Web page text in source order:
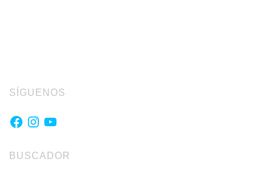
SÍGUENOS
Facebook
Instagram
YouTube
BUSCADOR